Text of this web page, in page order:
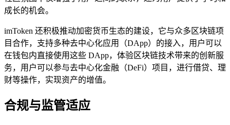
成长的机会。
imToken 还积极推动加密货币生态的建设，它与众多区块链项
目合作，支持多种去中心化应用（DApp）的接入，用户可以
在钱包内直接使用这些 DApp，体验区块链技术带来的创新服
务，用户可以参与去中心化金融（DeFi）项目，进行借贷、理
财等操作，实现资产的增值。
合规与监管适应